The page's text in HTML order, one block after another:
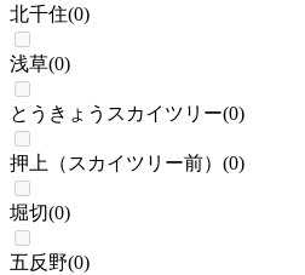
北千住(0)
浅草(0)
とうきょうスカイツリー(0)
押上（スカイツリー前） (0)
堀切(0)
五反野(0)